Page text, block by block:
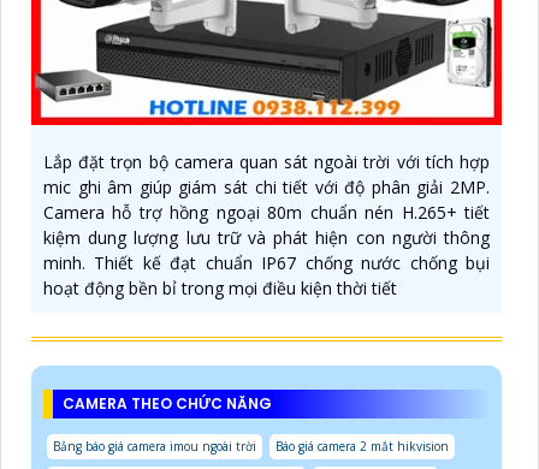
Lắp đặt trọn bộ camera quan sát ngoài trời với tích hợp
mic ghi âm giúp giám sát chi tiết với độ phân giải 2MP.
Camera hỗ trợ hồng ngoại 80m chuẩn nén H.265+ tiết
kiệm dung lượng lưu trữ và phát hiện con người thông
minh. Thiết kế đạt chuẩn IP67 chống nước chống bụi
hoạt động bền bỉ trong mọi điều kiện thời tiết
CAMERA THEO CHỨC NĂNG
Bảng báo giá camera imou ngoài trời
Báo giá camera 2 mắt hikvision